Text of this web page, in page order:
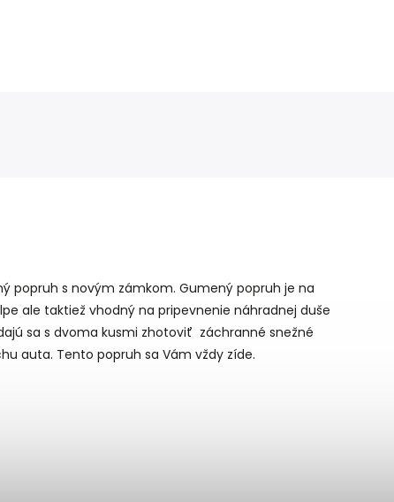
popruh s novým zámkom. Gumený popruh je na
ale taktiež vhodný na pripevnenie náhradnej duše
sa s dvoma kusmi zhotoviť záchranné snežné
auta. Tento popruh sa Vám vždy zíde.